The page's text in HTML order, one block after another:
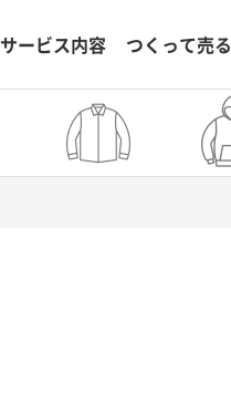
サービス内容 つくって売る